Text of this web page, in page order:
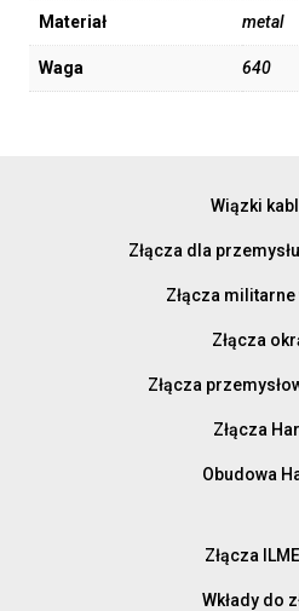
Materiał metal
Waga 640
Wiązki
Złącza dla
Złącza
Złącza
Złącza
Złącza
Obudowa
Złącza
Wkłady do